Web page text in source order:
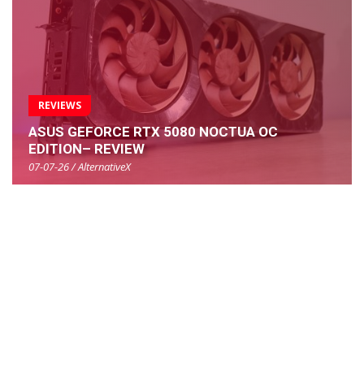
REVIEWS
ASUS GEFORCE RTX 5080 NOCTUA OC
EDITION– REVIEW
07-07-26 / AlternativeX